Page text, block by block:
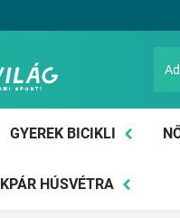
GYEREK BICIKLI
HÚSVÉTRA